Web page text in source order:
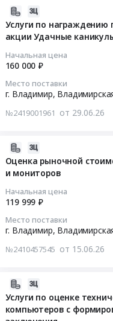
Услуги по награждению
акции Удачные
Начальная цена
160 000 ₽
Место поставки
г. Владимир,
№2419001961 от 29.06.26
Оценка рыночной
и мониторов
Начальная цена
119 999 ₽
Место поставки
г. Владимир,
№2410457545 от 15.06.26
Услуги по оценке
компьютеров с